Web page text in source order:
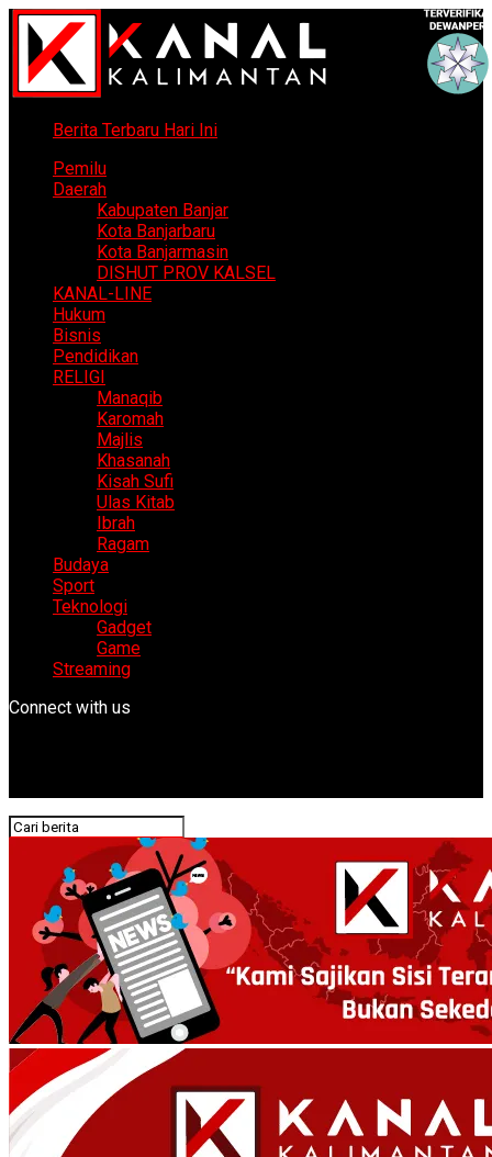
Berita Terbaru Hari Ini
Pemilu
Daerah
Kabupaten Banjar
Kota Banjarbaru
Kota Banjarmasin
DISHUT PROV KALSEL
KANAL-LINE
Hukum
Bisnis
Pendidikan
RELIGI
Manaqib
Karomah
Majlis
Khasanah
Kisah Sufi
Ulas Kitab
Ibrah
Ragam
Budaya
Sport
Teknologi
Gadget
Game
Streaming
Connect with us